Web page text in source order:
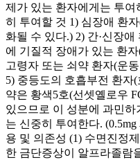
제가 있는 환자에게는 투여
히 투여할 것 1) 심장애 환
화될 수 있다.) 2) 간·신장
에 기질적 장애가 있는 환
고령자 또는 쇠약 환자(운
5) 중등도의 호흡부전 환자
약은 황색5호(선셋옐로우
있으므로 이 성분에 과민하
는 신중히 투여한다.
용 및 의존성 (1) 수면진정
한 금단증상이 알프라졸람